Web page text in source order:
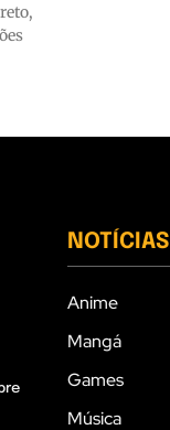
NOTÍCIAS
Anime
Mangá
Games
Música